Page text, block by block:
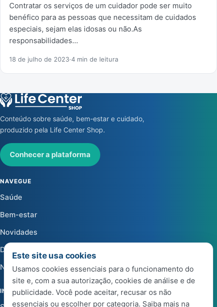
Contratar os serviços de um cuidador pode ser muito
benéfico para as pessoas que necessitam de cuidados
especiais, sejam elas idosas ou não.As
responsabilidades…
18 de julho de 2023·4 min de leitura
Conteúdo sobre saúde, bem-estar e cuidado,
produzido pela Life Center Shop.
Conhecer a plataforma
NAVEGUE
Saúde
Bem-estar
Novidades
Dicas
Notícias
INSTITUCIONAL
Este site usa cookies
Usamos cookies essenciais para o funcionamento do
site e, com a sua autorização, cookies de análise e de
publicidade. Você pode aceitar, recusar os não
essenciais ou escolher por categoria. Saiba mais na